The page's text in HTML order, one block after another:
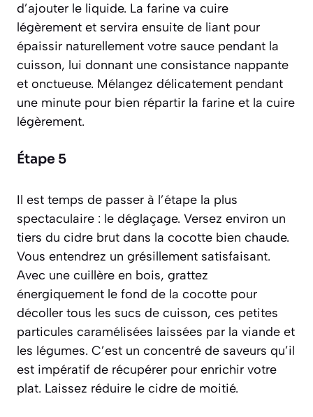
d’ajouter le liquide. La farine va cuire
légèrement et servira ensuite de liant pour
épaissir naturellement votre sauce pendant la
cuisson, lui donnant une consistance nappante
et onctueuse. Mélangez délicatement pendant
une minute pour bien répartir la farine et la cuire
légèrement.
Étape 5
Il est temps de passer à l’étape la plus
spectaculaire : le déglaçage. Versez environ un
tiers du cidre brut dans la cocotte bien chaude.
Vous entendrez un grésillement satisfaisant.
Avec une cuillère en bois, grattez
énergiquement le fond de la cocotte pour
décoller tous les sucs de cuisson, ces petites
particules caramélisées laissées par la viande et
les légumes. C’est un concentré de saveurs qu’il
est impératif de récupérer pour enrichir votre
plat. Laissez réduire le cidre de moitié.